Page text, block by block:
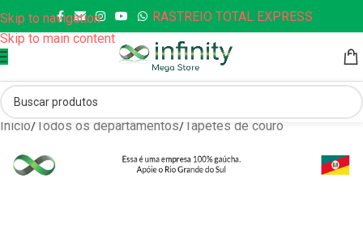
Skip to navigation
Skip to main content
RASTREIO TOTAL EXPRESS
Início/ Todos os departamentos/ Tapetes de couro